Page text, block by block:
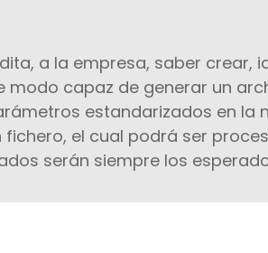
a la empresa, saber crear,
capaz de generar un
estandarizados en la
el cual podrá ser
serán siempre los